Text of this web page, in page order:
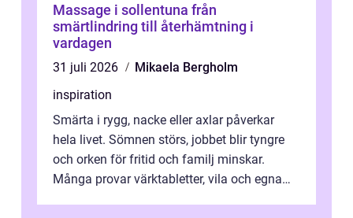
Massage i sollentuna från
smärtlindring till återhämtning i
vardagen
31 juli 2026
Mikaela Bergholm
inspiration
Smärta i rygg, nacke eller axlar påverkar
hela livet. Sömnen störs, jobbet blir tyngre
och orken för fritid och familj minskar.
Många provar värktabletter, vila och egna